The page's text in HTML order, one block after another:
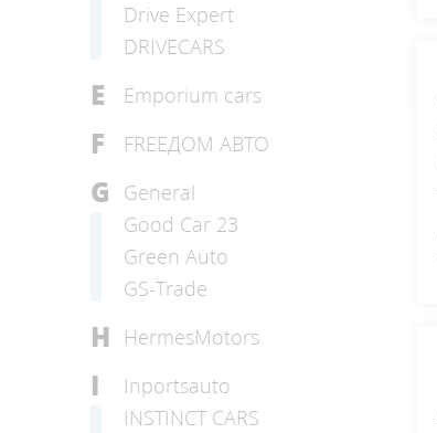
Drive Expert
DRIVECARS
E Emporium cars
F FREEДОМ АВТО
G
General
Good Car 23
Green Auto
GS-Trade
H HermesMotors
I
Inportsauto
INSTINCT CARS